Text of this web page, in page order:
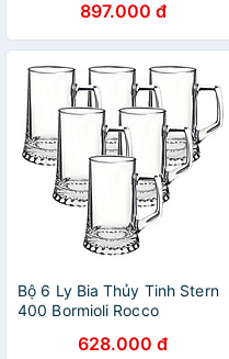
897.000 đ
Bộ 6 Ly Bia Thủy Tinh Stern
400 Bormioli Rocco
628.000 đ